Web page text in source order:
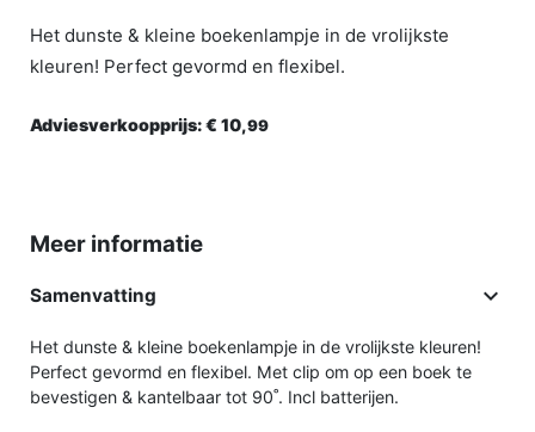
Het dunste & kleine boekenlampje in de vrolijkste
kleuren! Perfect gevormd en flexibel.
Adviesverkoopprijs:€ 10,99
Meer informatie
Samenvatting 
Het dunste & kleine boekenlampje in de vrolijkste kleuren!
Perfect gevormd en flexibel. Met clip om op een boek te
bevestigen & kantelbaar tot 90˚. Incl batterijen.